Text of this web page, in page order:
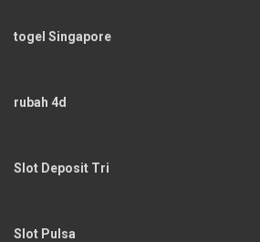
togel Singapore
rubah 4d
Slot Deposit Tri
Slot Pulsa